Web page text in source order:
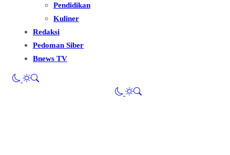
Pendidikan
Kuliner
Redaksi
Pedoman Siber
Bnews TV